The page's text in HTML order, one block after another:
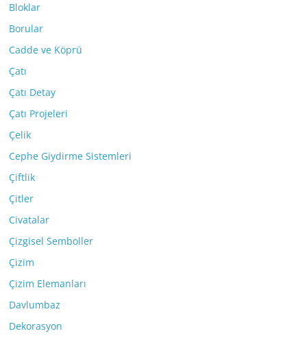
Bloklar
Borular
Cadde ve Köprü
Çatı
Çatı Detay
Çatı Projeleri
Çelik
Cephe Giydirme Sistemleri
Çiftlik
Çitler
Civatalar
Çizgisel Semboller
Çizim
Çizim Elemanları
Davlumbaz
Dekorasyon